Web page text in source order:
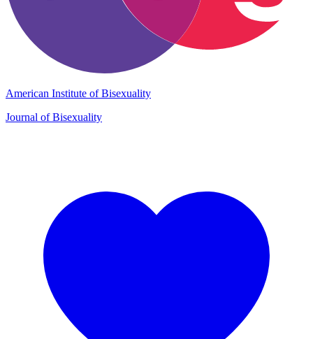
American Institute of Bisexuality
Journal of Bisexuality